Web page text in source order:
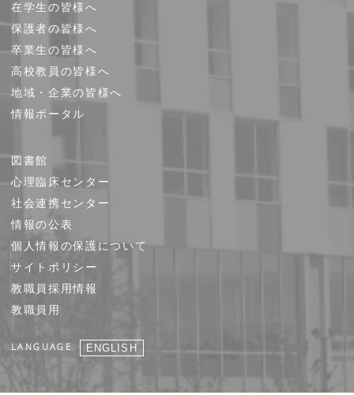
在学生の皆様へ
保護者の皆様へ
卒業生の皆様へ
高校教員の皆様へ
地域・企業の皆様へ
情報ポータル
図書館
心理臨床センター
社会連携センター
情報の公表
個人情報の保護について
サイトポリシー
教職員採用情報
教職員用
LANGUAGE ENGLISH